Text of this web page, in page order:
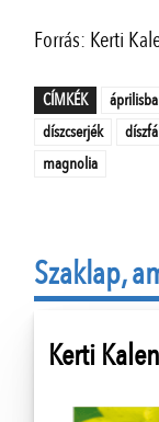
Forrás: Kerti
CÍMKÉK
díszcserjék
magnolia
Szaklap,
Kerti